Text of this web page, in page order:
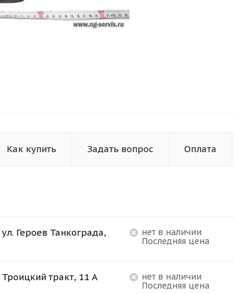
Как купить Задать вопрос Оплата
Нет в наличии
Последняя цена
Героев Танкограда,
Нет в наличии
Последняя цена
тракт, 11 А